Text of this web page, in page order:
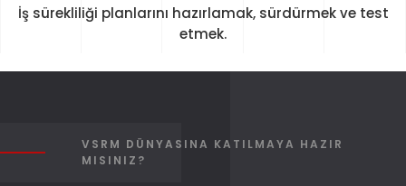
İş sürekliliği planlarını hazırlamak, sürdürmek ve test
etmek.
VSRM DÜNYASINA KATILMAYA HAZIR
MISINIZ?